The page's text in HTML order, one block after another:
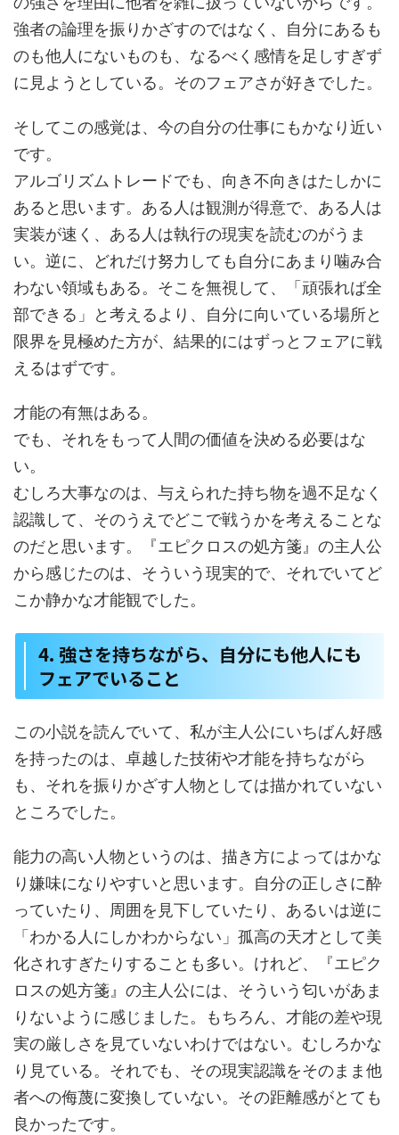
強者の論理を振りかざすのではなく、自分にあるも
のも他人にないものも、なるべく感情を足しすぎず
に見ようとしている。そのフェアさが好きでした。
そしてこの感覚は、今の自分の仕事にもかなり近い
です。
アルゴリズムトレードでも、向き不向きはたしかに
あると思います。ある人は観測が得意で、ある人は
実装が速く、ある人は執行の現実を読むのがうま
い。逆に、どれだけ努力しても自分にあまり噛み合
わない領域もある。そこを無視して、「頑張れば全
部できる」と考えるより、自分に向いている場所と
限界を見極めた方が、結果的にはずっとフェアに戦
えるはずです。
才能の有無はある。
でも、それをもって人間の価値を決める必要はな
い。
むしろ大事なのは、与えられた持ち物を過不足なく
認識して、そのうえでどこで戦うかを考えることな
のだと思います。『エピクロスの処方箋』の主人公
から感じたのは、そういう現実的で、それでいてど
こか静かな才能観でした。
4. 強さを持ちながら、自分にも他人にも
フェアでいること
この小説を読んでいて、私が主人公にいちばん好感
を持ったのは、卓越した技術や才能を持ちながら
も、それを振りかざす人物としては描かれていない
ところでした。
能力の高い人物というのは、描き方によってはかな
り嫌味になりやすいと思います。自分の正しさに酔
っていたり、周囲を見下していたり、あるいは逆に
「わかる人にしかわからない」孤高の天才として美
化されすぎたりすることも多い。けれど、『エピク
ロスの処方箋』の主人公には、そういう匂いがあま
りないように感じました。もちろん、才能の差や現
実の厳しさを見ていないわけではない。むしろかな
り見ている。それでも、その現実認識をそのまま他
者への侮蔑に変換していない。その距離感がとても
良かったです。